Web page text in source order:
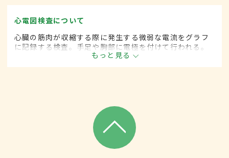
心電図検査について
心臓の筋肉が収縮する際に発生する微弱な電流をグラフ
に記録する検査。手足や胸部に電極を付けて行われる。
不整脈や狭心症、心筋梗塞、心肥大などを高い確率で発
見できる。
もっと見る